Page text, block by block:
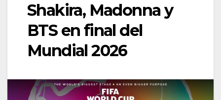
Shakira, Madonna y
BTS en final del
Mundial 2026